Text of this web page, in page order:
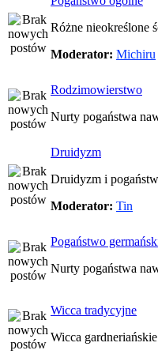
Różne nieokreślone
Moderator: Michiru
Rodzimowierstwo
Nurty pogaństwa
Druidyzm
Druidyzm i
Moderator: Tin
Pogaństwo
Nurty pogaństwa
Wicca tradycyjne
Wicca